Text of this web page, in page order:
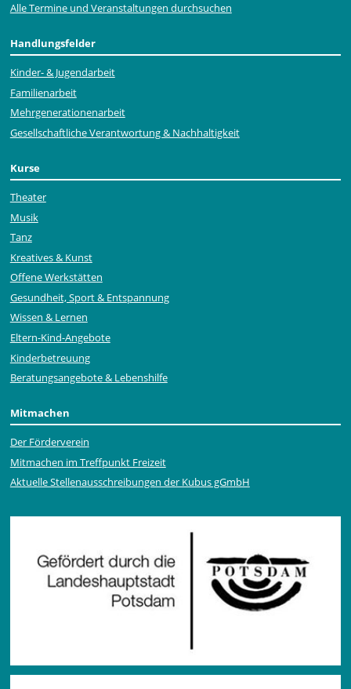
Alle Termine und Veranstaltungen durchsuchen
Handlungsfelder
Kinder- & Jugendarbeit
Familienarbeit
Mehr­generationen­arbeit
Gesellschaftliche Verantwortung & Nachhaltigkeit
Kurse
Theater
Musik
Tanz
Kreatives & Kunst
Offene Werkstätten
Gesundheit, Sport & Entspannung
Wissen & Lernen
Eltern-Kind-Angebote
Kinderbetreuung
Beratungsangebote & Lebenshilfe
Mitmachen
Der Förderverein
Mitmachen im Treffpunkt Freizeit
Aktuelle Stellen­ausschrei­bungen der Kubus gGmbH